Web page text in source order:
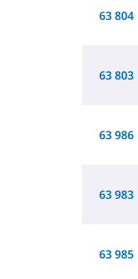
63 804
63 803
63 986
63 983
63 985